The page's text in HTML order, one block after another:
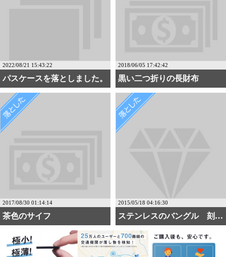
2022/08/21 15:43:22
パスケースを落としました。
2018/06/05 17:42:42
黒い二つ折りの長財布
2017/08/30 01:14:14
茶色のサイフ
2015/05/18 04:16:30
ステンレスのバングル 刻印あり